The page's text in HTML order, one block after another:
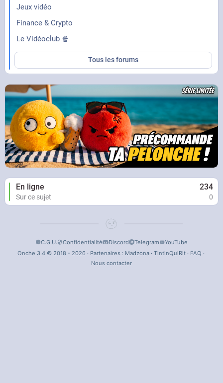
Jeux vidéo
Finance & Crypto
Le Vidéoclub 🍿
Tous les forums
En ligne 234
Sur ce sujet 0
C.G.U. Confidentialité Discord Telegram
YouTube
Onche 3.4 © 2018 - 2026 · Partenaires : Madzona· TintinQuiRit· FAQ ·
Nous contacter